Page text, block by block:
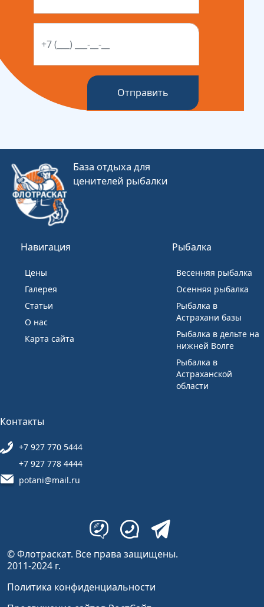
Отправить
База отдыха для
ценителей рыбалки
Навигация
Цены
Галерея
Статьи
О нас
Карта сайта
Рыбалка
Весенняя рыбалка
Осенняя рыбалка
Рыбалка в
Астрахани базы
Рыбалка в дельте на
нижней Волге
Рыбалка в
Астраханской
области
Контакты
+7 927 770 5444
+7 927 778 4444
potani@mail.ru
© Флотраскат. Все права защищены.
2011-2024 г.
Политика конфиденциальности